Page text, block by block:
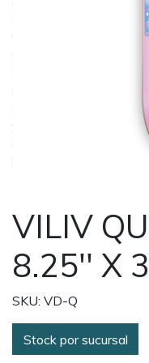
VILIV
8.25'' X
SKU: VD-Q
Stock por sucursal